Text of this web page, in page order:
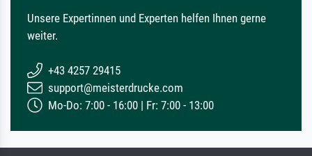
Unsere Expertinnen und Experten helfen Ihnen gerne
weiter.
+43 4257 29415
support@meisterdrucke.com
Mo-Do: 7:00 - 16:00 | Fr: 7:00 - 13:00